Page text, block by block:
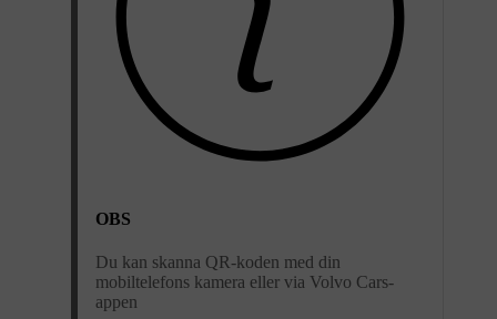
OBS
Du kan skanna QR-koden med din
mobiltelefons kamera eller via Volvo Cars-
appen